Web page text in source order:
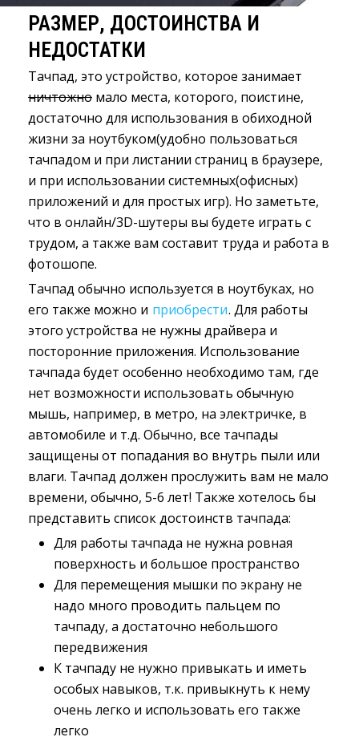
РАЗМЕР, ДОСТОИНСТВА И
НЕДОСТАТКИ
Тачпад, это устройство, которое занимает
ничтожно мало места, которого, поистине,
достаточно для использования в обиходной
жизни за ноутбуком(удобно пользоваться
тачпадом и при листании страниц в браузере,
и при использовании системных(офисных)
приложений и для простых игр). Но заметьте,
что в онлайн/3D-шутеры вы будете играть с
трудом, а также вам составит труда и работа в
фотошопе.
Тачпад обычно используется в ноутбуках, но
его также можно и приобрести. Для работы
этого устройства не нужны драйвера и
посторонние приложения. Использование
тачпада будет особенно необходимо там, где
нет возможности использовать обычную
мышь, например, в метро, на электричке, в
автомобиле и т.д. Обычно, все тачпады
защищены от попадания во внутрь пыли или
влаги. Тачпад должен прослужить вам не мало
времени, обычно, 5-6 лет! Также хотелось бы
представить список достоинств тачпада:
Для работы тачпада не нужна ровная
поверхность и большое пространство
Для перемещения мышки по экрану не
надо много проводить пальцем по
тачпаду, а достаточно небольшого
передвижения
К тачпаду не нужно привыкать и иметь
особых навыков, т.к. привыкнуть к нему
очень легко и использовать его также
легко